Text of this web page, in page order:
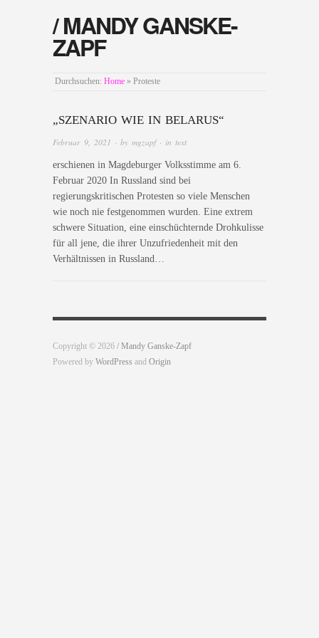
/ MANDY GANSKE-
ZAPF
Durchsuchen: Home » Proteste
„SZENARIO WIE IN BELARUS“
Februar 9, 2021 · by mgzapf· in text
erschienen in Magdeburger Volksstimme am 6.
Februar 2020 In Russland sind bei
regierungskritischen Protesten so viele Menschen
wie noch nie festgenommen wurden. Eine extrem
schwere Situation, eine einschüchternde Drohkulisse
für all jene, die ihrer Unzufriedenheit mit den
Verhältnissen in Russland…
Copyright © 2026 / Mandy Ganske-Zapf
Powered by WordPress and Origin